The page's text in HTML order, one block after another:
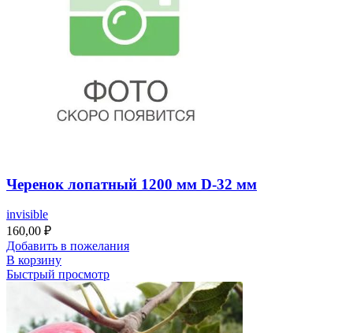
Черенок лопатный 1200 мм D-32 мм
invisible
160,00 ₽
Добавить в пожелания
В корзину
Быстрый просмотр